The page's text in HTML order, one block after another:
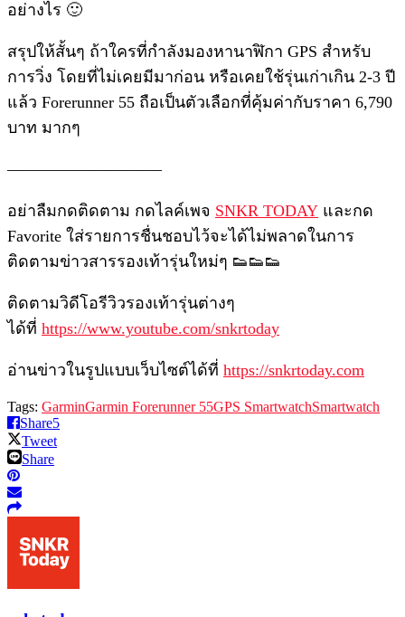
อย่างไร 🙂
สรุปให้สั้นๆ ถ้าใครที่กำลังมองหานาฬิกา GPS สำหรับ
การวิ่ง โดยที่ไม่เคยมีมาก่อน หรือเคยใช้รุ่นเก่าเกิน 2-3 ปี
แล้ว Forerunner 55 ถือเป็นตัวเลือกที่คุ้มค่ากับราคา 6,790
บาท มากๆ
—————————–
อย่าลืมกดติดตาม กดไลค์เพจ SNKR TODAY และกด
Favorite ใส่รายการชื่นชอบไว้จะได้ไม่พลาดในการ
ติดตามข่าวสารรองเท้ารุ่นใหม่ๆ 👟👟👟
ติดตามวิดีโอรีวิวรองเท้ารุ่นต่างๆ
ได้ที่ https://www.youtube.com/snkrtoday
อ่านข่าวในรูปแบบเว็บไซต์ได้ที่ https://snkrtoday.com
Tags: GarminGarmin Forerunner 55GPS SmartwatchSmartwatch
Share5
Tweet
Share